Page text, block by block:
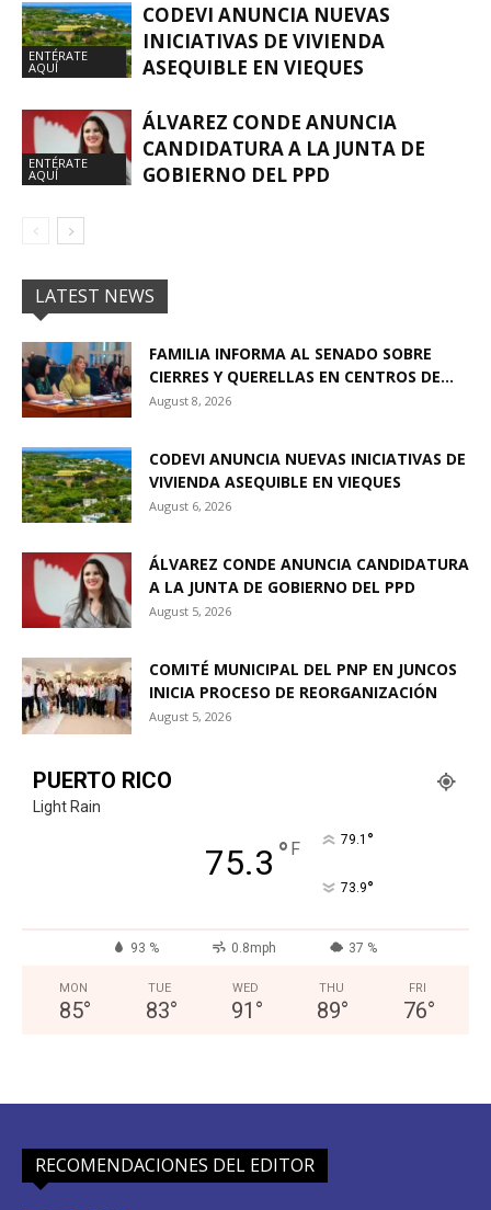
ENTÉRATE
AQUÍ
CODEVI ANUNCIA NUEVAS
INICIATIVAS DE VIVIENDA
ASEQUIBLE EN VIEQUES
ENTÉRATE
AQUÍ
ÁLVAREZ CONDE ANUNCIA
CANDIDATURA A LA JUNTA DE
GOBIERNO DEL PPD
LATEST NEWS
FAMILIA INFORMA AL SENADO SOBRE
CIERRES Y QUERELLAS EN CENTROS DE...
August 8, 2026
CODEVI ANUNCIA NUEVAS INICIATIVAS DE
VIVIENDA ASEQUIBLE EN VIEQUES
August 6, 2026
ÁLVAREZ CONDE ANUNCIA CANDIDATURA
A LA JUNTA DE GOBIERNO DEL PPD
August 5, 2026
COMITÉ MUNICIPAL DEL PNP EN JUNCOS
INICIA PROCESO DE REORGANIZACIÓN
August 5, 2026
PUERTO RICO
Light Rain
75.3 ° F 79.1 °
73.9°
93 % 0.8mph 37 %
MON
85°
TUE
83°
WED
91 °
THU
89°
FRI
76°
RECOMENDACIONES DEL EDITOR